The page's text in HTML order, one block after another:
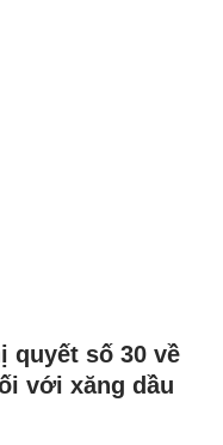
quyết số 30 về
với xăng dầu